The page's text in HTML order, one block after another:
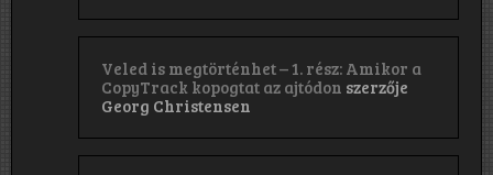
Veled is megtörténhet – 1. rész: Amikor a
CopyTrack kopogtat az ajtódon szerzője
Georg Christensen